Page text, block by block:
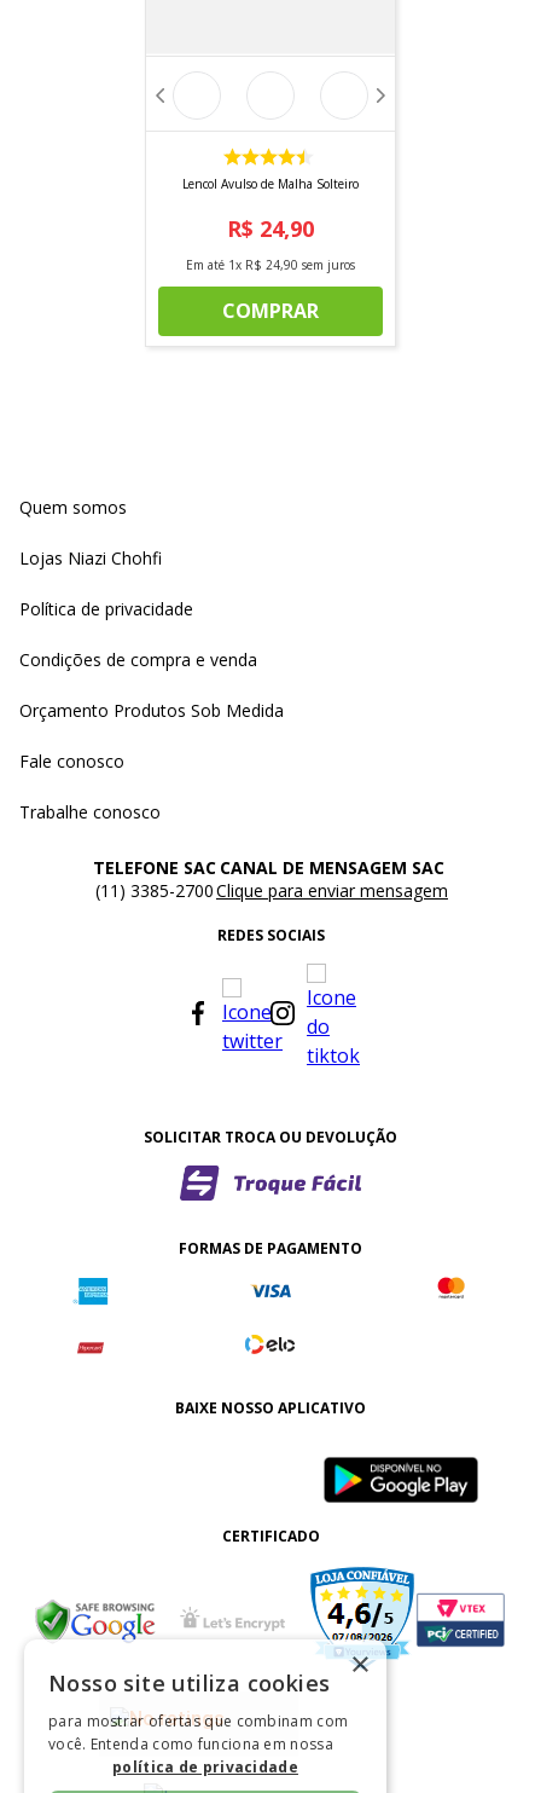
Lencol Avulso de Malha Solteiro
R$ 24,90
Em até 1x R$ 24,90 sem juros
COMPRAR
Quem somos
Lojas Niazi Chohfi
Política de privacidade
Condições de compra e venda
Orçamento Produtos Sob Medida
Fale conosco
Trabalhe conosco
TELEFONE SAC
(11) 3385-2700
CANAL DE MENSAGEM SAC
Clique para enviar mensagem
REDES SOCIAIS
SOLICITAR TROCA OU DEVOLUÇÃO
FORMAS DE PAGAMENTO
BAIXE NOSSO APLICATIVO
CERTIFICADO
×
Nosso site utiliza cookies
para mostrar ofertas que combinam com
você. Entenda como funciona em nossa
política de privacidade